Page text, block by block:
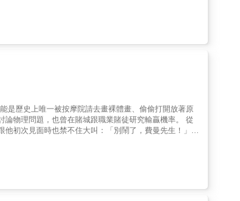
上了熱愛自然的生物學者之路。他是個科學頑童，喜
異博士，發現蜜蜂如何感應地球磁場，挖出前寒武紀的
手，在花蓮、蘭嶼做生態復育；他是收藏玩家和搜神使
，也為讀者打開了另一個思考的「平行時空」。 一個人
地間。「生命永遠不夠用，做開心的事，看漂亮的萬
若精彩，天自安排。」(2015年諾貝爾醫學獎得主屠呦
個近千尊神像的齊聚之地，全球第一個烏龜保種基地也
更有享譽國際的學術成就。為科學家立傳，記錄他們的
價值典範。 & ★在真實與想像之間，人生軌跡與科學思
教授個人生命經驗的嶄新文學嘗試。從李教授2017年11
32小時之中。結合第一手的訪談資料與寫手內化的想
本書想告訴你：「他看到的世界，為何這樣美好！」
的是孩子追求知識，而不是知識追求孩子。」透過此
家如何思考、付出行動。 & ★擁抱自然法則，賴活到
地球演化和生態系統，看待生命的短促或永恆、有限
物理問題，也曾在賭城跟職業賭徒研究輸贏機率。 從
初次見面時也禁不住大叫：「別鬧了，費曼先生！」
一定有毛病！&mdash;&mdash;《洛杉磯時報》 費曼
到底如何運作。這種性格跟他在科學上的天分與成就，